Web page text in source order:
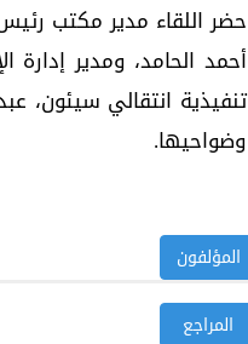
حضر اللقاء مدير مكتب
أحمد الحامد، ومدير إدارة
تنفيذية انتقالي سيئون،
وضواحيها.
المؤلفون
المراجع